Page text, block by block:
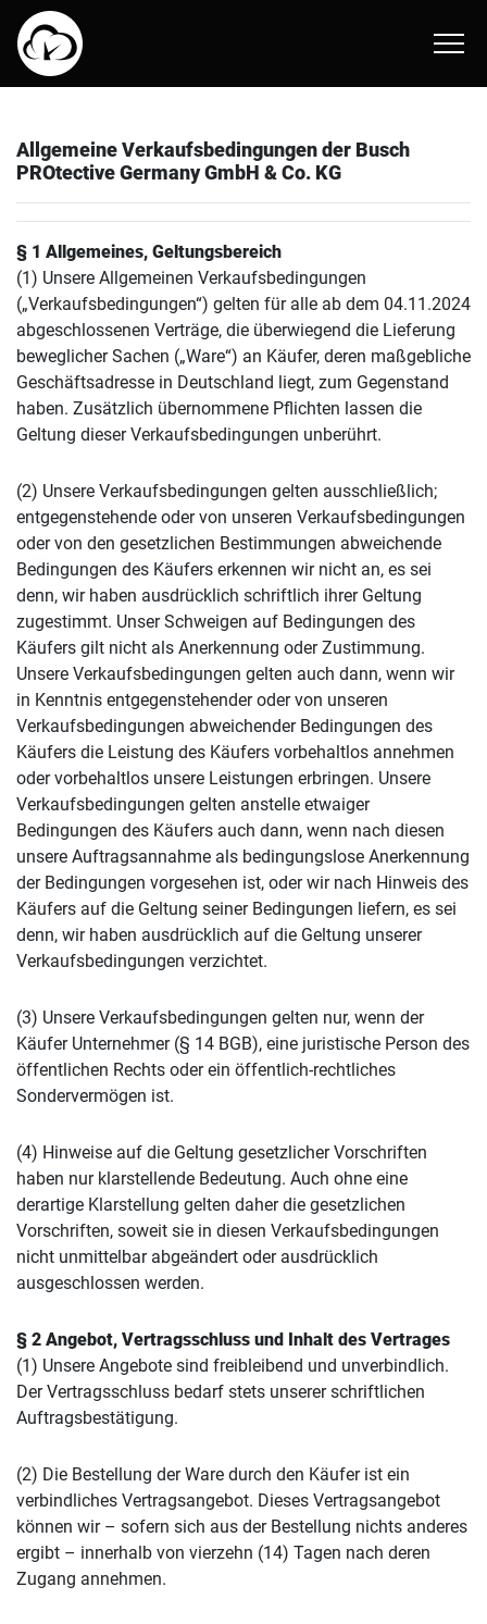
Allgemeine Verkaufsbedingungen der Busch
PROtective Germany GmbH & Co. KG
§ 1 Allgemeines, Geltungsbereich
(1) Unsere Allgemeinen Verkaufsbedingungen
(„Verkaufsbedingungen“) gelten für alle ab dem 04.11.2024
abgeschlossenen Verträge, die überwiegend die Lieferung
beweglicher Sachen („Ware“) an Käufer, deren maßgebliche
Geschäftsadresse in Deutschland liegt, zum Gegenstand
haben. Zusätzlich übernommene Pflichten lassen die
Geltung dieser Verkaufsbedingungen unberührt.
(2) Unsere Verkaufsbedingungen gelten ausschließlich;
entgegenstehende oder von unseren Verkaufsbedingungen
oder von den gesetzlichen Bestimmungen abweichende
Bedingungen des Käufers erkennen wir nicht an, es sei
denn, wir haben ausdrücklich schriftlich ihrer Geltung
zugestimmt. Unser Schweigen auf Bedingungen des
Käufers gilt nicht als Anerkennung oder Zustimmung.
Unsere Verkaufsbedingungen gelten auch dann, wenn wir
in Kenntnis entgegenstehender oder von unseren
Verkaufsbedingungen abweichender Bedingungen des
Käufers die Leistung des Käufers vorbehaltlos annehmen
oder vorbehaltlos unsere Leistungen erbringen. Unsere
Verkaufsbedingungen gelten anstelle etwaiger
Bedingungen des Käufers auch dann, wenn nach diesen
unsere Auftragsannahme als bedingungslose Anerkennung
der Bedingungen vorgesehen ist, oder wir nach Hinweis des
Käufers auf die Geltung seiner Bedingungen liefern, es sei
denn, wir haben ausdrücklich auf die Geltung unserer
Verkaufsbedingungen verzichtet.
(3) Unsere Verkaufsbedingungen gelten nur, wenn der
Käufer Unternehmer (§ 14 BGB), eine juristische Person des
öffentlichen Rechts oder ein öffentlich-rechtliches
Sondervermögen ist.
(4) Hinweise auf die Geltung gesetzlicher Vorschriften
haben nur klarstellende Bedeutung. Auch ohne eine
derartige Klarstellung gelten daher die gesetzlichen
Vorschriften, soweit sie in diesen Verkaufsbedingungen
nicht unmittelbar abgeändert oder ausdrücklich
ausgeschlossen werden.
§ 2 Angebot, Vertragsschluss und Inhalt des Vertrages
(1) Unsere Angebote sind freibleibend und unverbindlich.
Der Vertragsschluss bedarf stets unserer schriftlichen
Auftragsbestätigung.
(2) Die Bestellung der Ware durch den Käufer ist ein
verbindliches Vertragsangebot. Dieses Vertragsangebot
können wir – sofern sich aus der Bestellung nichts anderes
ergibt – innerhalb von vierzehn (14) Tagen nach deren
Zugang annehmen.
AMP-1 TP
AMP-1 X ballistic helmet
ARC-2 E
AMR-1 E
AMH-2
ATR-1
About
Online Catalog